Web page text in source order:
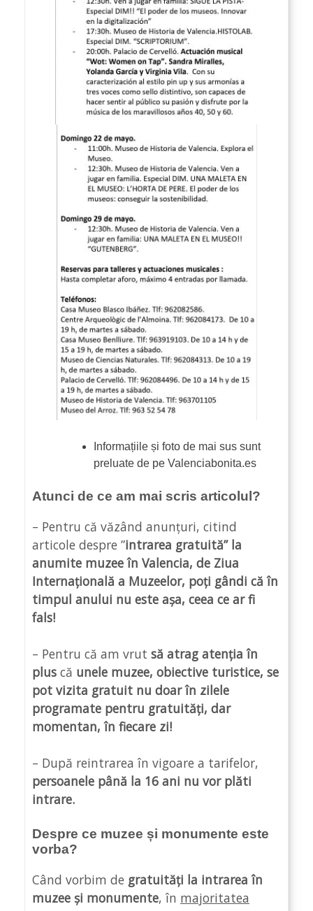
Informațiile și foto de mai sus sunt
preluate de pe Valenciabonita.es
Atunci de ce am mai scris articolul?
– Pentru că văzând anunțuri, citind
articole despre ”intrarea gratuită” la
anumite muzee în Valencia, de Ziua
Internațională a Muzeelor, poți gândi că în
timpul anului nu este așa, ceea ce ar fi
fals!
– Pentru că am vrut să atrag atenția în
plus că unele muzee, obiective turistice, se
pot vizita gratuit nu doar în zilele
programate pentru gratuități, dar
momentan, în fiecare zi!
– După reintrarea în vigoare a tarifelor,
persoanele până la 16 ani nu vor plăti
intrare.
Despre ce muzee și monumente este
vorba?
Când vorbim de gratuități la intrarea în
muzee și monumente, în majoritatea